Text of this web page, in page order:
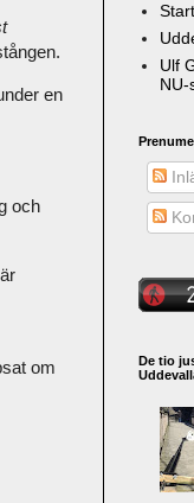
en
och
om
Ulf
NU-
De tio